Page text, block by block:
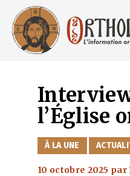
contenu
l’Église
CATÉGORIES
À LA UNE
10 octobre 2025 par